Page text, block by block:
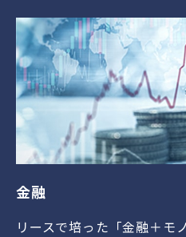
金融
リースで培った「金融＋モ